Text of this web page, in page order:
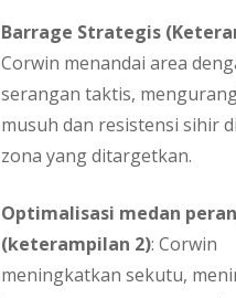
Barrage Strategis
Corwin menandai area
serangan taktis,
musuh dan resistensi sihir
zona yang ditargetkan.
Optimalisasi medan
(keterampilan 2): Corwin
meningkatkan sekutu,